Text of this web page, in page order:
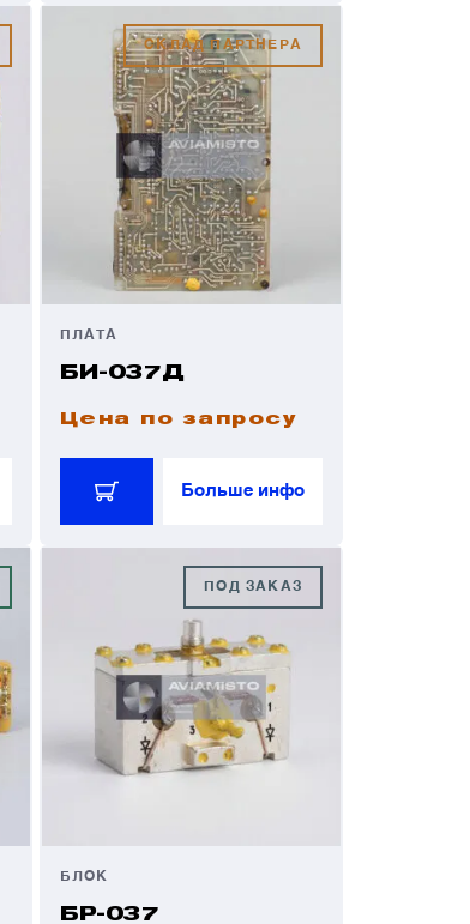
СКЛАД ПАРТНЕРА
ПЛАТА
БИ-037Д
Цена по запросу
Больше инфо
ПОД ЗАКАЗ
БЛОК
БР-037